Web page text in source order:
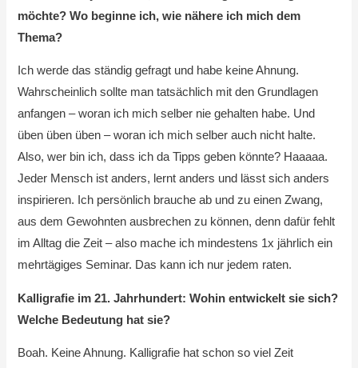
möchte? Wo beginne ich, wie nähere ich mich dem
Thema?
Ich werde das ständig gefragt und habe keine Ahnung.
Wahrscheinlich sollte man tatsächlich mit den Grundlagen
anfangen – woran ich mich selber nie gehalten habe. Und
üben üben üben – woran ich mich selber auch nicht halte.
Also, wer bin ich, dass ich da Tipps geben könnte? Haaaaa.
Jeder Mensch ist anders, lernt anders und lässt sich anders
inspirieren. Ich persönlich brauche ab und zu einen Zwang,
aus dem Gewohnten ausbrechen zu können, denn dafür fehlt
im Alltag die Zeit – also mache ich mindestens 1x jährlich ein
mehrtägiges Seminar. Das kann ich nur jedem raten.
Kalligrafie im 21. Jahrhundert: Wohin entwickelt sie sich?
Welche Bedeutung hat sie?
Boah. Keine Ahnung. Kalligrafie hat schon so viel Zeit